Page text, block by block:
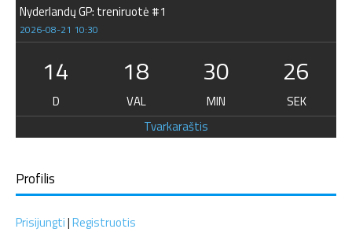
Nyderlandų GP: treniruotė #1
2026-08-21 10:30
14
D
18
VAL
30
MIN
26
SEK
Tvarkaraštis
Profilis
Prisijungti|Registruotis